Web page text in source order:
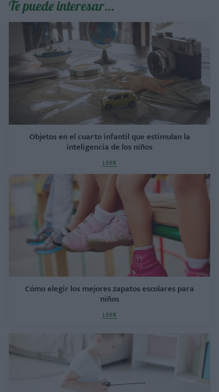
Te puede interesar…
Objetos en el cuarto infantil que estimulan la
inteligencia de los niños
LEER
Cómo elegir los mejores zapatos escolares para
niños
LEER